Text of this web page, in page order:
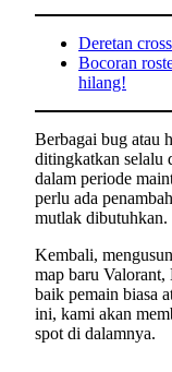
Deretan
Bocoran
hilang!
Berbagai bug atau
ditingkatkan selalu
dalam periode
perlu ada
mutlak dibutuhkan.
Kembali,
map baru Valorant,
baik pemain biasa
ini, kami akan
spot di dalamnya.